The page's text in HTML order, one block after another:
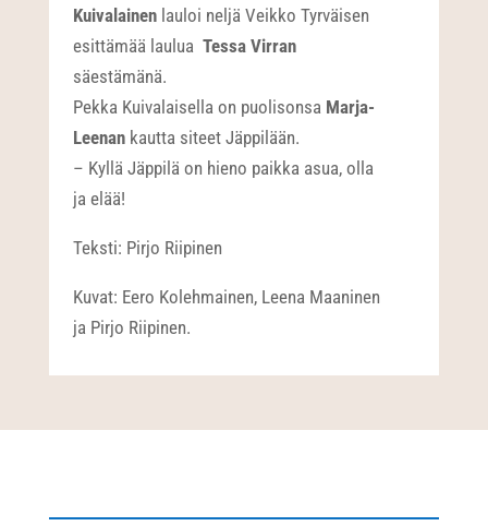
Kuivalainen lauloi neljä Veikko Tyrväisen
esittämää lauluaTessa Virran
säestämänä.
Pekka Kuivalaisella on puolisonsa Marja-
Leenan kautta siteet Jäppilään.
– Kyllä Jäppilä on hieno paikka asua, olla
ja elää!
Teksti: Pirjo Riipinen
Kuvat: Eero Kolehmainen, Leena Maaninen
ja Pirjo Riipinen.